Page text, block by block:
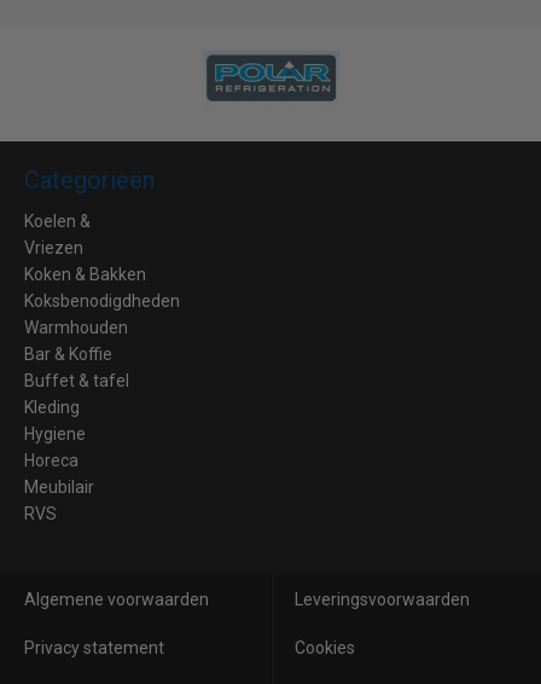
Categorieën
Koelen &
Vriezen
Koken & Bakken
Koksbenodigdheden
Warmhouden
Bar & Koffie
Buffet & tafel
Kleding
Hygiene
Horeca
Meubilair
RVS
Algemene voorwaarden Leveringsvoorwaarden
Privacy statement Cookies